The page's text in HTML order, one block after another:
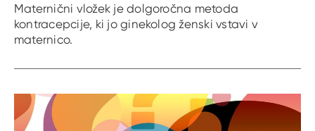
Maternični vložek je dolgoročna metoda
kontracepcije, ki jo ginekolog ženski vstavi v
maternico.